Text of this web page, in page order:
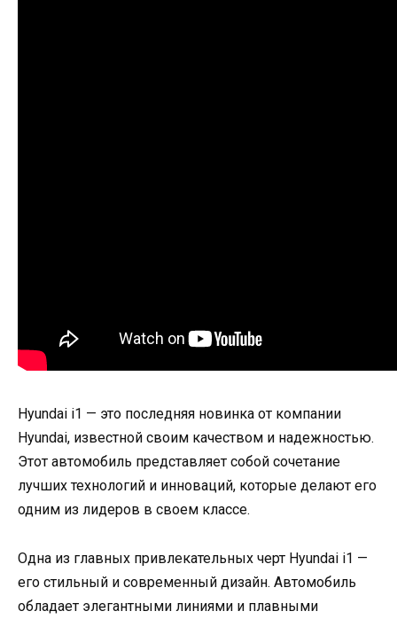
Hyundai i1 — это последняя новинка от компании
Hyundai, известной своим качеством и надежностью.
Этот автомобиль представляет собой сочетание
лучших технологий и инноваций, которые делают его
одним из лидеров в своем классе.
Одна из главных привлекательных черт Hyundai i1 —
его стильный и современный дизайн. Автомобиль
обладает элегантными линиями и плавными